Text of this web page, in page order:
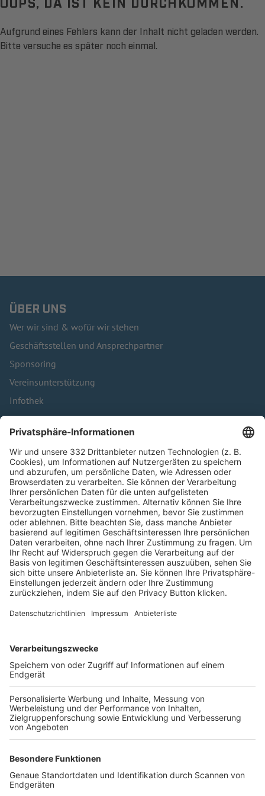
Aufgrund eines Fehlers kann der Inhalt nicht geladen werden.
Bitte versuche es später noch einmal.
ÜBER UNS
Wer wir sind & wofür wir stehen
Geschäftsstellen und Ansprechpartner
Sponsoring
Vereinsunterstützung
Infothek
Kontakt
HÄUFIG BESUCHTE SEITEN
Pässe und Vereinswechsel
Trainerausbildung
Schulungsangebot Vereinsmitarbeiter
BFV-Geschäftsstellen
Trainerbörse
Login SpielPlus
FOLGE DEM BFV
TOP-VEREINE
TOP-PARTNER